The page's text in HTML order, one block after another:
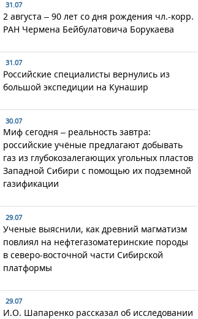
31.07
2 августа – 90 лет со дня рождения чл.-корр.
РАН Чермена Бейбулатовича Борукаева
31.07
Российские специалисты вернулись из
большой экспедиции на Кунашир
30.07
Миф сегодня – реальность завтра:
российские учёные предлагают добывать
газ из глубокозалегающих угольных пластов
Западной Сибири с помощью их подземной
газификации
29.07
Ученые выяснили, как древний магматизм
повлиял на нефтегазоматеринские породы
в северо-восточной части Сибирской
платформы
29.07
И.О. Шапаренко рассказал об исследовании